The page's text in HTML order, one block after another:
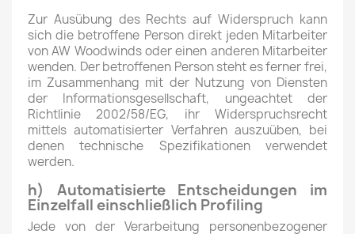
Zur Ausübung des Rechts auf Widerspruch kann
sich die betroffene Person direkt jeden Mitarbeiter
von AW Woodwinds oder einen anderen Mitarbeiter
wenden. Der betroffenen Person steht es ferner frei,
im Zusammenhang mit der Nutzung von Diensten
der Informationsgesellschaft, ungeachtet der
Richtlinie 2002/58/EG, ihr Widerspruchsrecht
mittels automatisierter Verfahren auszuüben, bei
denen technische Spezifikationen verwendet
werden.
h) Automatisierte Entscheidungen im
Einzelfall einschließlich Profiling
Jede von der Verarbeitung personenbezogener